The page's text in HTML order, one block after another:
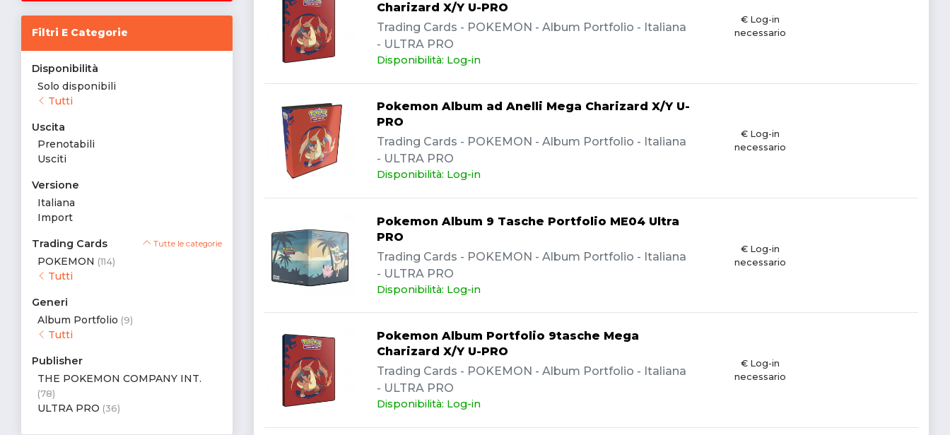
Filtri E Categorie
Disponibilità
Solo disponibili
Tutti
Uscita
Prenotabili
Usciti
Versione
Italiana
Import
Trading Cards Tutte le categorie
POKEMON (114)
Tutti
Generi
Album Portfolio (9)
Tutti
Publisher
THE POKEMON COMPANY INT.
(78)
ULTRA PRO (36)
Charizard X/Y U-PRO
Trading Cards - POKEMON - Album Portfolio - Italiana
- ULTRA PRO
Disponibilità: Log-in
€ Log-in
necessario
Pokemon Album ad Anelli Mega Charizard X/Y U-
PRO
Trading Cards - POKEMON - Album Portfolio - Italiana
- ULTRA PRO
Disponibilità: Log-in
€ Log-in
necessario
Pokemon Album 9 Tasche Portfolio ME04 Ultra
PRO
Trading Cards - POKEMON - Album Portfolio - Italiana
- ULTRA PRO
Disponibilità: Log-in
€ Log-in
necessario
Pokemon Album Portfolio 9tasche Mega
Charizard X/Y U-PRO
Trading Cards - POKEMON - Album Portfolio - Italiana
- ULTRA PRO
Disponibilità: Log-in
€ Log-in
necessario